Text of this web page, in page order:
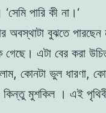
‘সেমি পারি কী না । ‘
অবস্থাটা বুঝতে পারছেন
গেছে। এটা বের করা
, কোনটা ভুল ধারণা,
কিন্তু মুশকিল । এই